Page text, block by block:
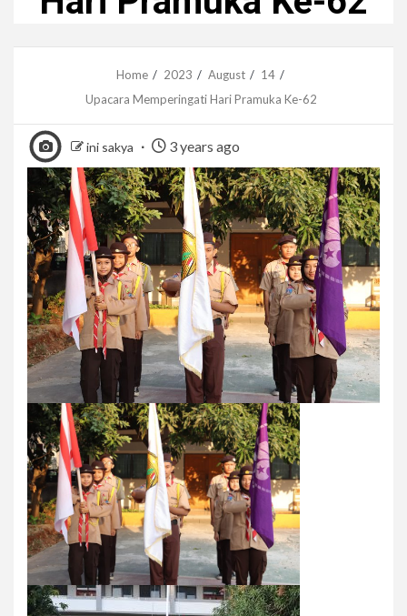
Home 2023 August
14
Upacara Memperingati Hari Pramuka Ke-62
ini sakya 3 years ago